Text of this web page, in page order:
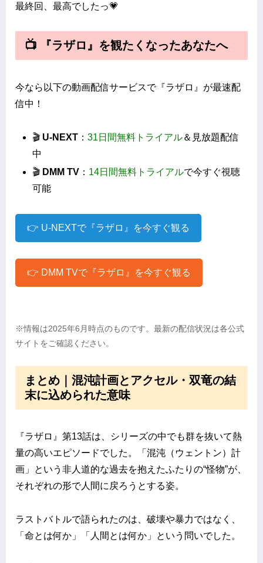
最終回、最高でしたっ💗
📺 『ラザロ』を観たくなったあなたへ
今なら以下の動画配信サービスで『ラザロ』が最速配
信中！
🎬 U-NEXT ：31日間無料トライアル＆見放題配信
中
🎬 DMM TV ： 14日間無料トライアルで今すぐ視聴
可能
👉 U-NEXTで『ラザロ』を今すぐ観る
👉 DMM TVで『ラザロ』を今すぐ観る
※情報は2025年6月時点のものです。最新の配信状況は各公式
サイトをご確認ください。
まとめ｜混沌計画とアクセル・双竜の結
末に込められた意味
『ラザロ』第13話は、シリーズの中でも群を抜いて熱
量の高いエピソードでした。「混沌（ウェントン）計
画」という非人道的な過去を抱えたふたりの“怪物”が、
それぞれの形で人間に戻ろうとする姿。
ラストバトルで語られたのは、破壊や暴力ではなく、
「命とは何か」「人間とは何か」という問いでした。